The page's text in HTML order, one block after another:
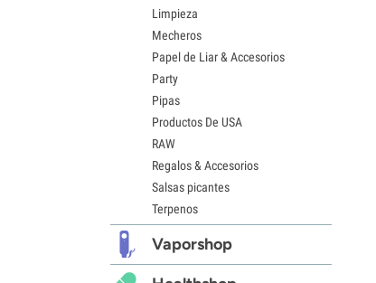
Limpieza
Mecheros
Papel de Liar & Accesorios
Party
Pipas
Productos De USA
RAW
Regalos & Accesorios
Salsas picantes
Terpenos
Vaporshop